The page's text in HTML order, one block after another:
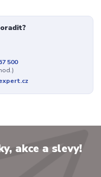
500
akce a slevy!